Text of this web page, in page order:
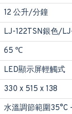
12 公升/分鐘
LJ-122TSN銀色/
65 ℃
LED顯示屏輕觸式
330 x 515 x 138
水溫調節範圍35°C